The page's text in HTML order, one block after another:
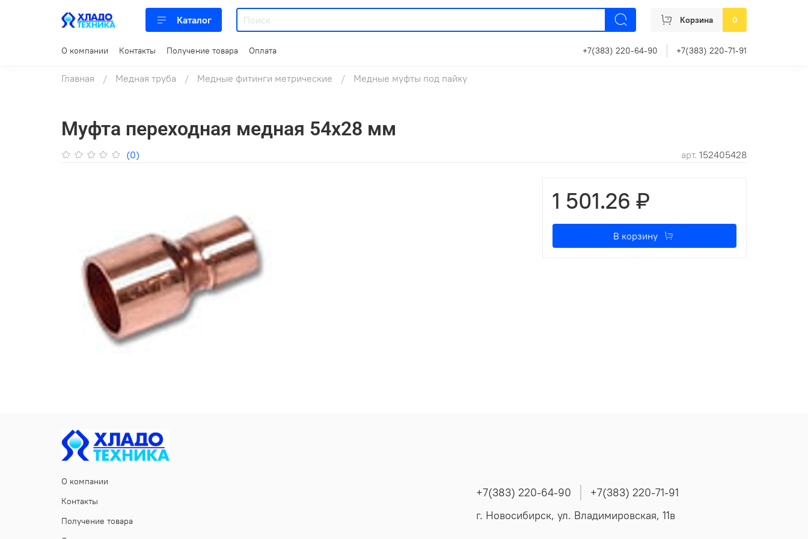
Каталог Корзина 0
О компании Контакты Получение товара Оплата +7(383) 220-64-90 +7(383) 220-71-91
Главная Медная труба Медные фитинги метрические Медные муфты под пайку
Муфта переходная медная 54х28 мм
(0) арт. 152405428
1 501.26 ₽
В корзину
О компании
Контакты
Получение товара
+7(383) 220-64-90
+7(383) 220-71-91
г. Новосибирск, ул. Владимировская, 11в